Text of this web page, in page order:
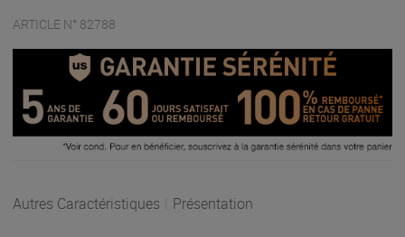
ARTICLE N° 82788
Autres Caractéristiques Présentation